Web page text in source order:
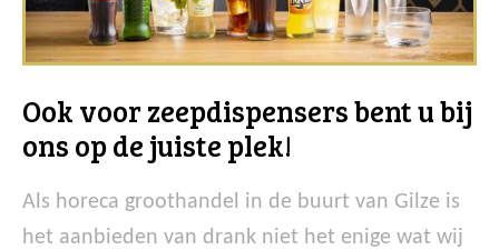
Ook voor zeepdispensers bent u bij
ons op de juiste plek!
Als horeca groothandel in de buurt van Gilze is
het aanbieden van drank niet het enige wat wij